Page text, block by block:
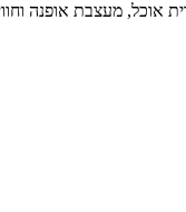
אוכל, מעצבת אופנה